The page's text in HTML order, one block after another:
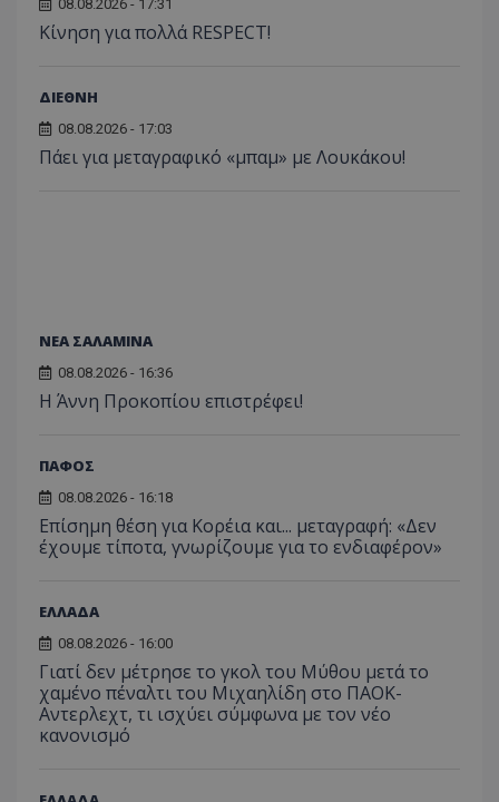
08.08.2026 - 17:31
Κίνηση για πολλά RESPECT!
ΔΙΕΘΝΗ
08.08.2026 - 17:03
Πάει για μεταγραφικό «μπαμ» με Λουκάκου!
ΝΕΑ ΣΑΛΑΜΙΝΑ
08.08.2026 - 16:36
Η Άννη Προκοπίου επιστρέφει!
ΠΑΦΟΣ
08.08.2026 - 16:18
Επίσημη θέση για Κορέια και... μεταγραφή: «Δεν
έχουμε τίποτα, γνωρίζουμε για το ενδιαφέρον»
ΕΛΛΑΔΑ
08.08.2026 - 16:00
Γιατί δεν μέτρησε το γκολ του Μύθου μετά το
χαμένο πέναλτι του Μιχαηλίδη στο ΠΑΟΚ-
Αντερλεχτ, τι ισχύει σύμφωνα με τον νέο
κανονισμό